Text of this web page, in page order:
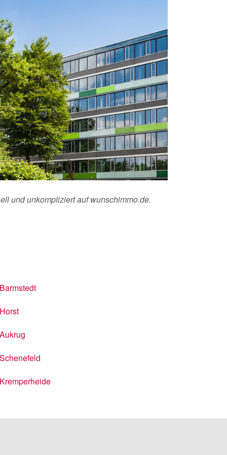
und unkompliziert auf wunschimmo.de.
Barmstedt
Horst
Aukrug
Schenefeld
Kremperheide